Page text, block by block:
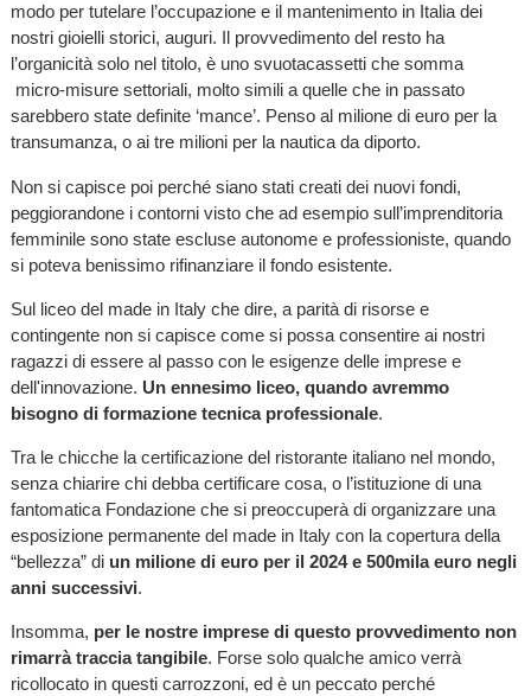
modo per tutelare l’occupazione e il mantenimento in Italia dei
nostri gioielli storici, auguri. Il provvedimento del resto ha
l’organicità solo nel titolo, è uno svuotacassetti che somma
micro-misure settoriali, molto simili a quelle che in passato
sarebbero state definite ‘mance’. Penso al milione di euro per la
transumanza, o ai tre milioni per la nautica da diporto.
Non si capisce poi perché siano stati creati dei nuovi fondi,
peggiorandone i contorni visto che ad esempio sull’imprenditoria
femminile sono state escluse autonome e professioniste, quando
si poteva benissimo rifinanziare il fondo esistente.
Sul liceo del made in Italy che dire, a parità di risorse e
contingente non si capisce come si possa consentire ai nostri
ragazzi di essere al passo con le esigenze delle imprese e
dell'innovazione. Un ennesimo liceo, quando avremmo
bisogno di formazione tecnica professionale.
Tra le chicche la certificazione del ristorante italiano nel mondo,
senza chiarire chi debba certificare cosa, o l’istituzione di una
fantomatica Fondazione che si preoccuperà di organizzare una
esposizione permanente del made in Italy con la copertura della
“bellezza” di un milione di euro per il 2024 e 500mila euro negli
anni successivi.
Insomma, per le nostre imprese di questo provvedimento non
rimarrà traccia tangibile. Forse solo qualche amico verrà
ricollocato in questi carrozzoni, ed è un peccato perché